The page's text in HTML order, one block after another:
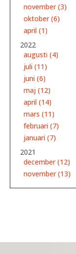
november (3)
oktober (6)
april (1)
2022
augusti (4)
juli (11)
juni (6)
maj (12)
april (14)
mars (11)
februari (7)
januari (7)
2021
december (12)
november (13)